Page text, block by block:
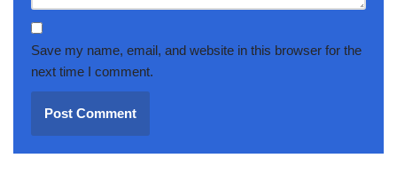
Save my name, email, and website in this browser for the
next time I comment.